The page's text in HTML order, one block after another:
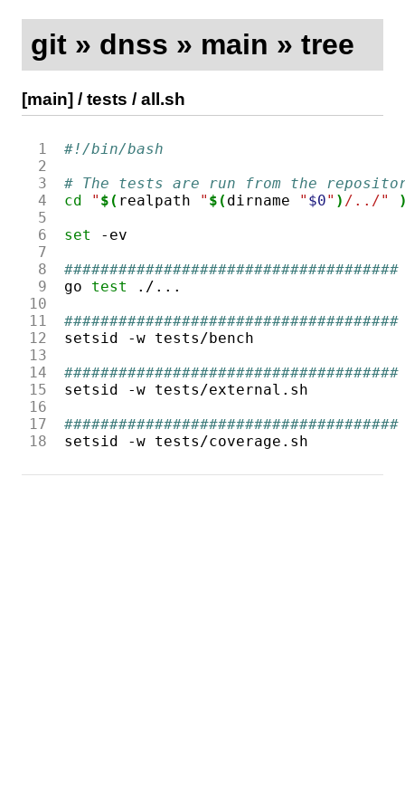
git» dnss » main » tree
[main] / tests / all.sh
1
2
3
4
5
6
7
8
9
10
11
12
13
14
15
16
17
18
#!/bin/bash
# The tests are run from the
cd
" $( realpath " $( dirname " $0" ) /../"
set
#####################################
go
test
#####################################
setsid
-w
#####################################
setsid
-w
#####################################
setsid
-w